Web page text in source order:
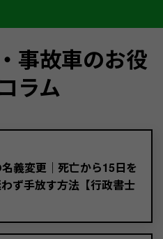
事故車のお役
ラム
義変更｜死亡から15日を
ず手放す方法【行政書士